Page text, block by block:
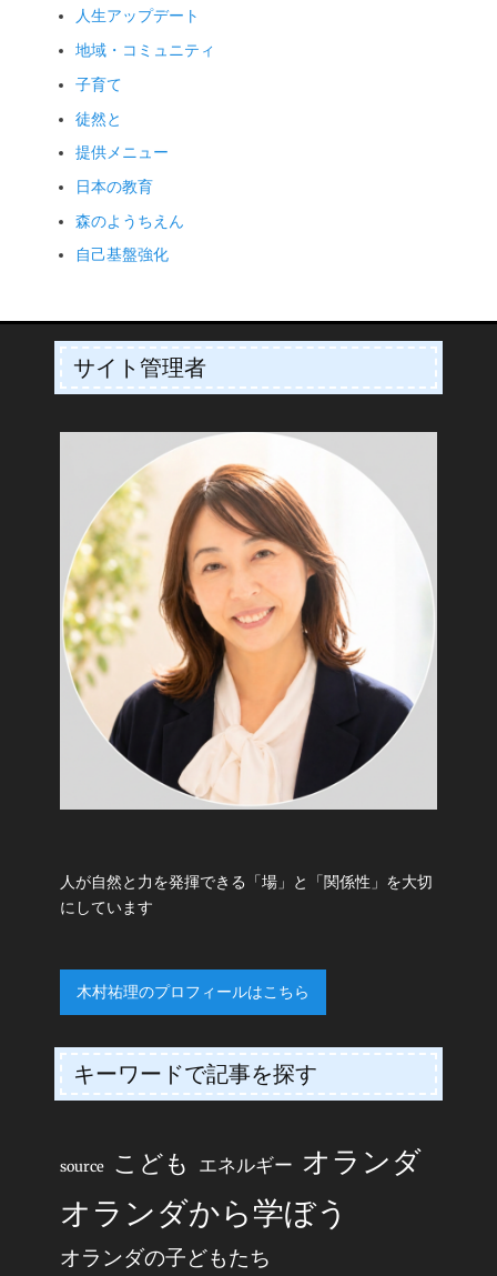
人生アップデート
地域・コミュニティ
子育て
徒然と
提供メニュー
日本の教育
森のようちえん
自己基盤強化
サイト管理者
人が自然と力を発揮できる「場」と「関係性」を大切
にしています
木村祐理のプロフィールはこちら
キーワードで記事を探す
source こども エネルギー オランダ
オランダから学ぼう
オランダの子どもたち